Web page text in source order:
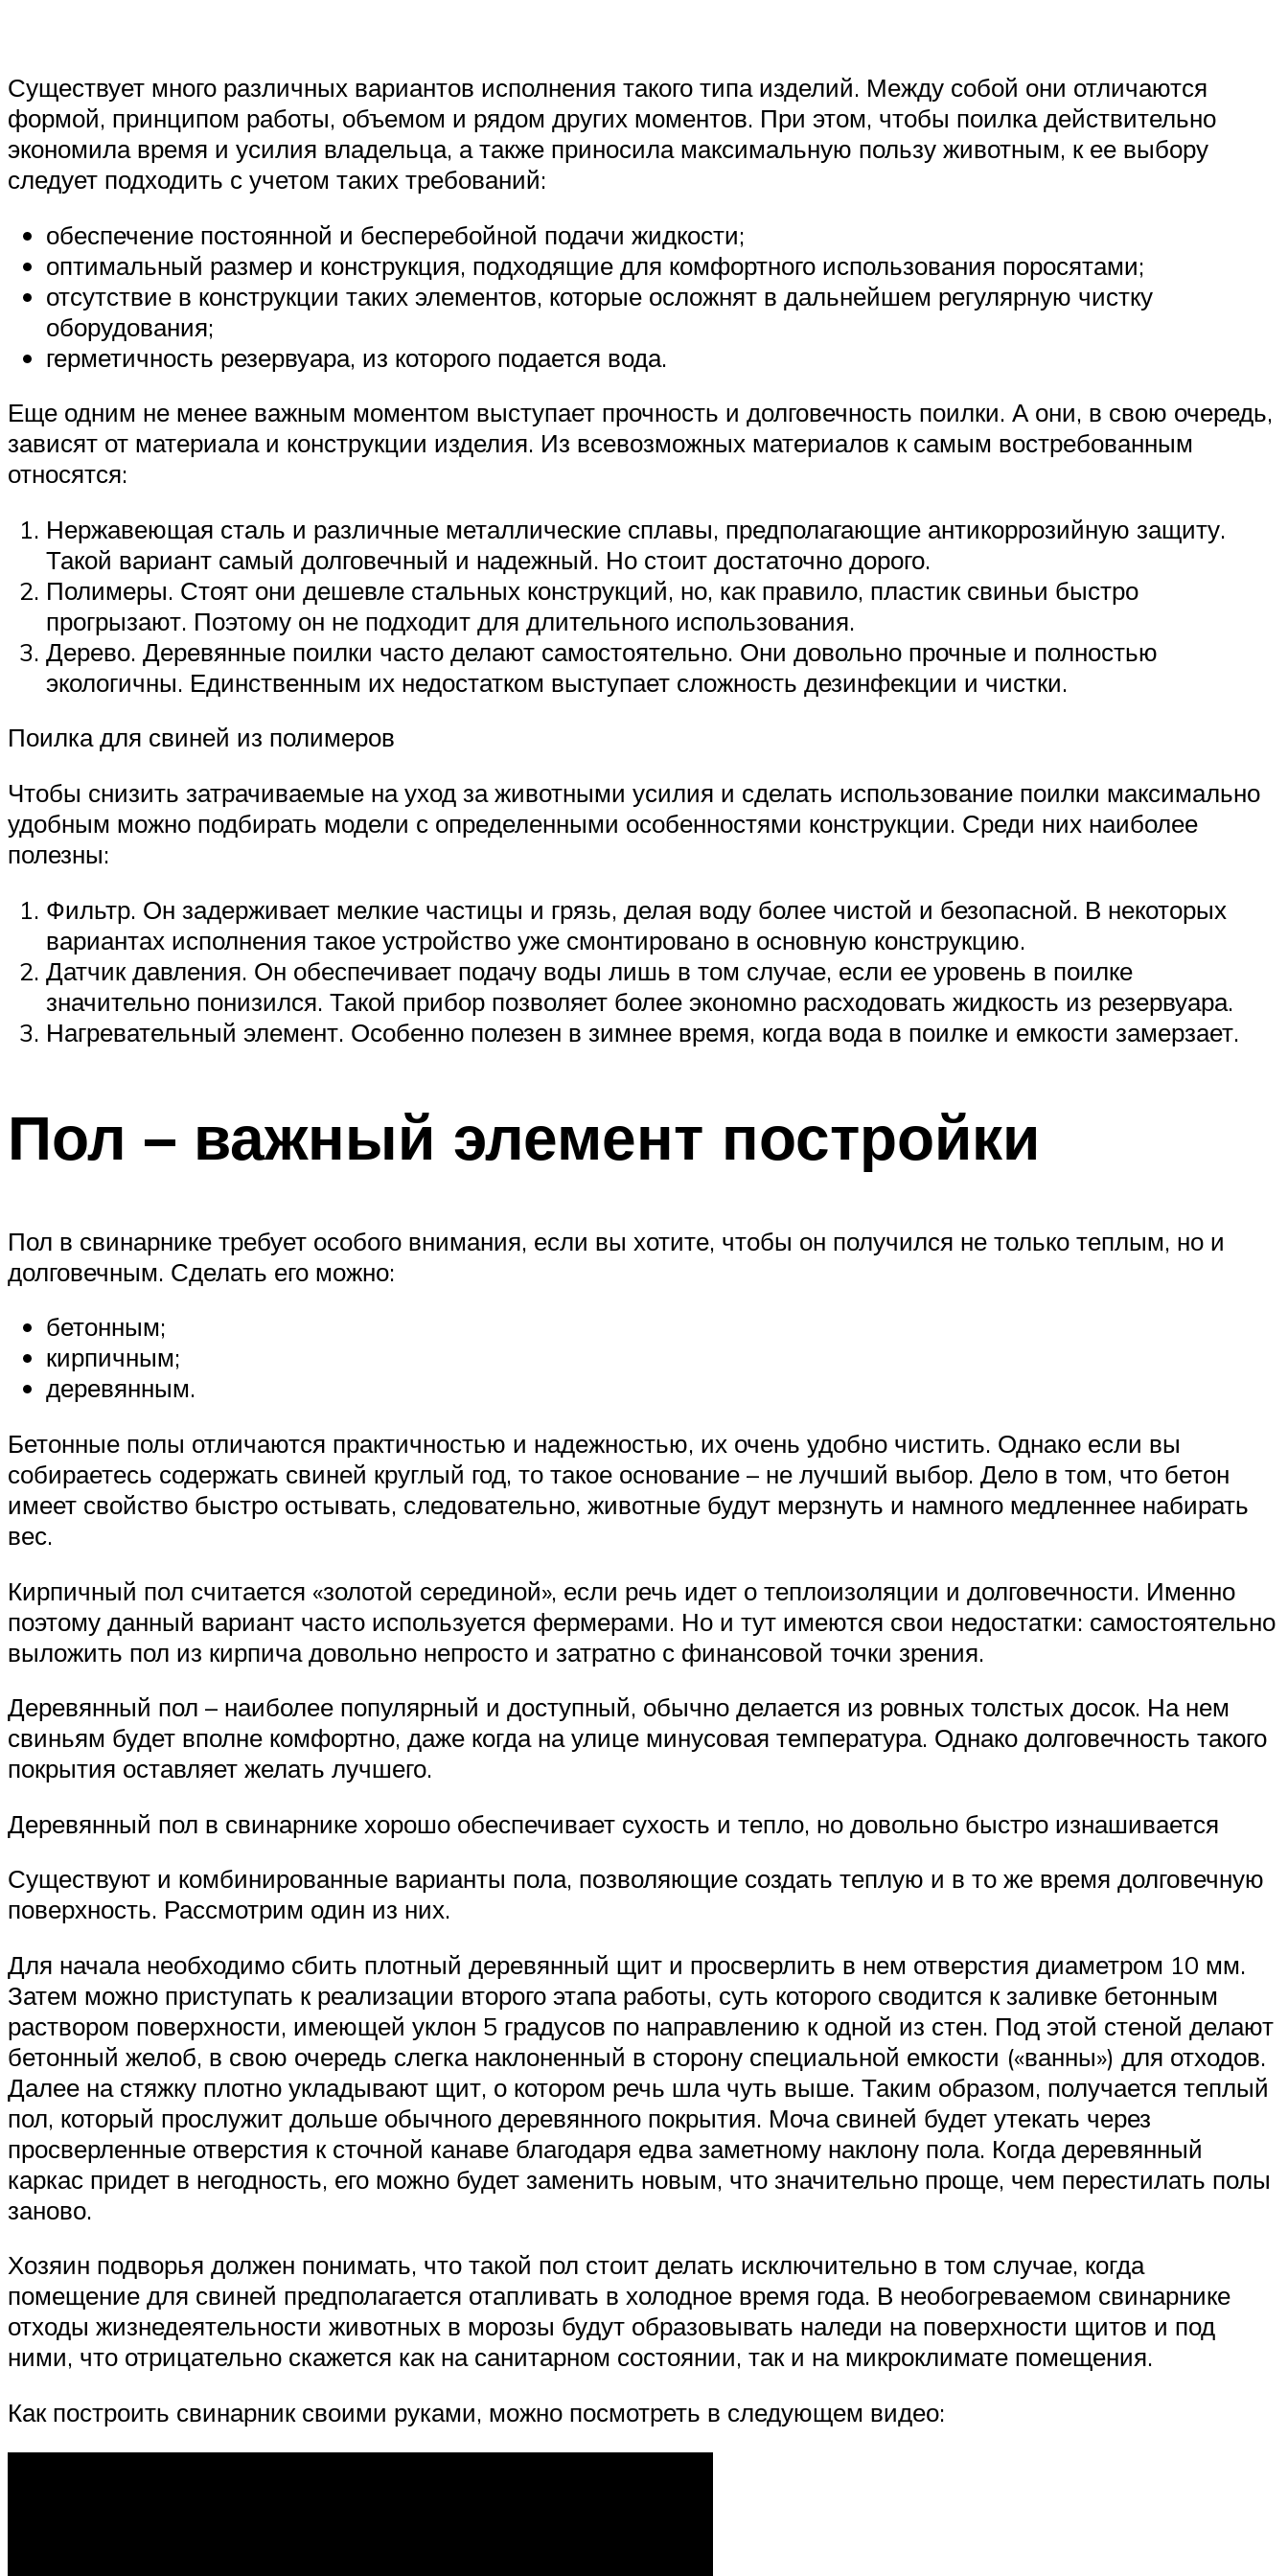
Существует много различных вариантов исполнения такого типа изделий. Между собой они отличаются
формой, принципом работы, объемом и рядом других моментов. При этом, чтобы поилка действительно
экономила время и усилия владельца, а также приносила максимальную пользу животным, к ее выбору
следует подходить с учетом таких требований:
обеспечение постоянной и бесперебойной подачи жидкости;
оптимальный размер и конструкция, подходящие для комфортного использования поросятами;
отсутствие в конструкции таких элементов, которые осложнят в дальнейшем регулярную чистку
оборудования;
герметичность резервуара, из которого подается вода.
Еще одним не менее важным моментом выступает прочность и долговечность поилки. А они, в свою очередь,
зависят от материала и конструкции изделия. Из всевозможных материалов к самым востребованным
относятся:
Нержавеющая сталь и различные металлические сплавы, предполагающие антикоррозийную защиту.
Такой вариант самый долговечный и надежный. Но стоит достаточно дорого.
Полимеры. Стоят они дешевле стальных конструкций, но, как правило, пластик свиньи быстро
прогрызают. Поэтому он не подходит для длительного использования.
Дерево. Деревянные поилки часто делают самостоятельно. Они довольно прочные и полностью
экологичны. Единственным их недостатком выступает сложность дезинфекции и чистки.
Поилка для свиней из полимеров
Чтобы снизить затрачиваемые на уход за животными усилия и сделать использование поилки максимально
удобным можно подбирать модели с определенными особенностями конструкции. Среди них наиболее
полезны:
Фильтр. Он задерживает мелкие частицы и грязь, делая воду более чистой и безопасной. В некоторых
вариантах исполнения такое устройство уже смонтировано в основную конструкцию.
Датчик давления. Он обеспечивает подачу воды лишь в том случае, если ее уровень в поилке
значительно понизился. Такой прибор позволяет более экономно расходовать жидкость из резервуара.
Нагревательный элемент. Особенно полезен в зимнее время, когда вода в поилке и емкости замерзает.
Пол – важный элемент постройки
Пол в свинарнике требует особого внимания, если вы хотите, чтобы он получился не только теплым, но и
долговечным. Сделать его можно:
бетонным;
кирпичным;
деревянным.
Бетонные полы отличаются практичностью и надежностью, их очень удобно чистить. Однако если вы
собираетесь содержать свиней круглый год, то такое основание – не лучший выбор. Дело в том, что бетон
имеет свойство быстро остывать, следовательно, животные будут мерзнуть и намного медленнее набирать
вес.
Кирпичный пол считается «золотой серединой», если речь идет о теплоизоляции и долговечности. Именно
поэтому данный вариант часто используется фермерами. Но и тут имеются свои недостатки: самостоятельно
выложить пол из кирпича довольно непросто и затратно с финансовой точки зрения.
Деревянный пол – наиболее популярный и доступный, обычно делается из ровных толстых досок. На нем
свиньям будет вполне комфортно, даже когда на улице минусовая температура. Однако долговечность такого
покрытия оставляет желать лучшего.
Деревянный пол в свинарнике хорошо обеспечивает сухость и тепло, но довольно быстро изнашивается
Существуют и комбинированные варианты пола, позволяющие создать теплую и в то же время долговечную
поверхность. Рассмотрим один из них.
Для начала необходимо сбить плотный деревянный щит и просверлить в нем отверстия диаметром 10 мм.
Затем можно приступать к реализации второго этапа работы, суть которого сводится к заливке бетонным
раствором поверхности, имеющей уклон 5 градусов по направлению к одной из стен. Под этой стеной делают
бетонный желоб, в свою очередь слегка наклоненный в сторону специальной емкости («ванны») для отходов.
Далее на стяжку плотно укладывают щит, о котором речь шла чуть выше. Таким образом, получается теплый
пол, который прослужит дольше обычного деревянного покрытия. Моча свиней будет утекать через
просверленные отверстия к сточной канаве благодаря едва заметному наклону пола. Когда деревянный
каркас придет в негодность, его можно будет заменить новым, что значительно проще, чем перестилать полы
заново.
Хозяин подворья должен понимать, что такой пол стоит делать исключительно в том случае, когда
помещение для свиней предполагается отапливать в холодное время года. В необогреваемом свинарнике
отходы жизнедеятельности животных в морозы будут образовывать наледи на поверхности щитов и под
ними, что отрицательно скажется как на санитарном состоянии, так и на микроклимате помещения.
Как построить свинарник своими руками, можно посмотреть в следующем видео: